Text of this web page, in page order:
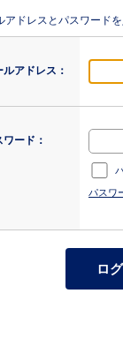
アドレスとパスワード
ルアドレス：
ワード：
パスワ